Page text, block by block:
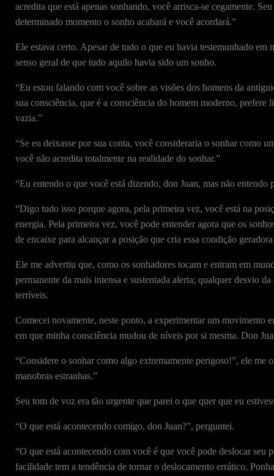
acredita que está apenas sonhando, você arrisca-se cegamente.
determinado momento o sonho acabará e você acordará.”
Ele estava certo. Apesar de tudo o que eu havia testemunhado
senso geral de que tudo aquilo havia sido um sonho.
“Eu estou falando com você sobre as visões dos homens da
sua consciência, que é a consciência do homem moderno,
vazia.”
“Se eu deixasse por sua conta, você consideraria o sonhar como
você não acredita totalmente na realidade do sonhar.”
“Eu entendo o que você está dizendo, don Juan, mas não entendo
“Digo tudo isso porque agora, pela primeira vez, você está na
energia. Pela primeira vez, você pode entender agora que os
de encaixe para alcançar a posição que cria essa condição
Ele me advertiu que, como os sonhadores tocam e entram em
permanente da mais intensa e sustentada alerta; qualquer desvio
terríveis.
Comecei novamente, neste ponto, a experimentar um movimento
em que minha consciência mudou de níveis por si mesma. Don
“Considere o sonhar como algo extremamente perigoso!”, ele me
manobras estranhas.”
Seu tom de voz era tão urgente que parei o que quer que eu
“O que está acontecendo comigo, don Juan?”, perguntei.
“O que está acontecendo com você é que você pode deslocar seu
facilidade tem a tendência de tornar o deslocamento errático.